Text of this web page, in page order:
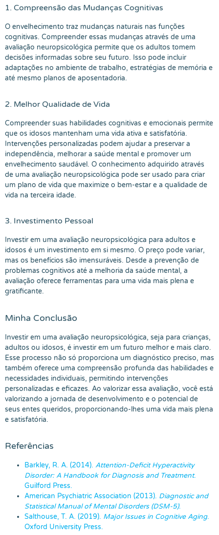
1. Compreensão das Mudanças Cognitivas
O envelhecimento traz mudanças naturais nas funções
cognitivas. Compreender essas mudanças através de uma
avaliação neuropsicológica permite que os adultos tomem
decisões informadas sobre seu futuro. Isso pode incluir
adaptações no ambiente de trabalho, estratégias de memória e
até mesmo planos de aposentadoria.
2. Melhor Qualidade de Vida
Compreender suas habilidades cognitivas e emocionais permite
que os idosos mantenham uma vida ativa e satisfatória.
Intervenções personalizadas podem ajudar a preservar a
independência, melhorar a saúde mental e promover um
envelhecimento saudável. O conhecimento adquirido através
de uma avaliação neuropsicológica pode ser usado para criar
um plano de vida que maximize o bem-estar e a qualidade de
vida na terceira idade.
3. Investimento Pessoal
Investir em uma avaliação neuropsicológica para adultos e
idosos é um investimento em si mesmo. O preço pode variar,
mas os benefícios são imensuráveis. Desde a prevenção de
problemas cognitivos até a melhoria da saúde mental, a
avaliação oferece ferramentas para uma vida mais plena e
gratificante.
Minha Conclusão
Investir em uma avaliação neuropsicológica, seja para crianças,
adultos ou idosos, é investir em um futuro melhor e mais claro.
Esse processo não só proporciona um diagnóstico preciso, mas
também oferece uma compreensão profunda das habilidades e
necessidades individuais, permitindo intervenções
personalizadas e eficazes. Ao valorizar essa avaliação, você está
valorizando a jornada de desenvolvimento e o potencial de
seus entes queridos, proporcionando-lhes uma vida mais plena
e satisfatória.
Referências
Barkley, R. A. (2014). Attention-Deficit Hyperactivity
Disorder: A Handbook for Diagnosis and Treatment.
Guilford Press.
American Psychiatric Association (2013). Diagnostic and
Statistical Manual of Mental Disorders (DSM-5).
Salthouse, T. A. (2019). Major Issues in Cognitive Aging.
Oxford University Press.